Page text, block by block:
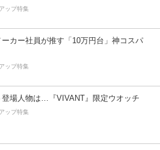
ップ特集
ーカー社員が推す「10万円台」神コスパ
ップ特集
登場人物は…『VIVANT』限定ウオッチ
ップ特集